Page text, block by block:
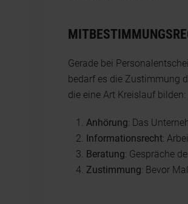
Gerade bei
bedarf es die Zustimmung
die eine Art Kreislauf bilden:
Anhörung: Das
Informationsrecht:
Beratung: Gespräche
Zustimmung: Bevor